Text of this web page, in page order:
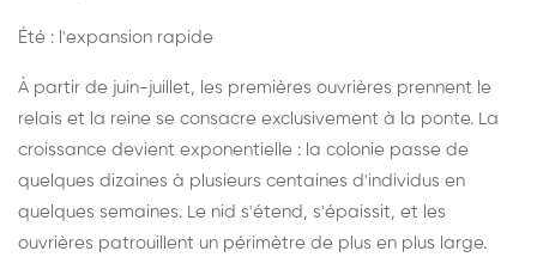
Été : l'expansion rapide
À partir de juin-juillet, les premières ouvrières prennent le
relais et la reine se consacre exclusivement à la ponte. La
croissance devient exponentielle : la colonie passe de
quelques dizaines à plusieurs centaines d'individus en
quelques semaines. Le nid s'étend, s'épaissit, et les
ouvrières patrouillent un périmètre de plus en plus large.